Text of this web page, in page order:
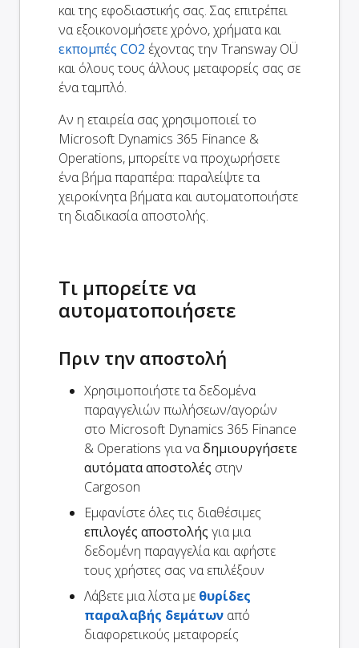
και της εφοδιαστικής σας. Σας επιτρέπει
να εξοικονομήσετε χρόνο, χρήματα και
εκπομπές CO2 έχοντας την Transway OÜ
και όλους τους άλλους μεταφορείς σας σε
ένα ταμπλό.
Αν η εταιρεία σας χρησιμοποιεί το
Microsoft Dynamics 365 Finance &
Operations, μπορείτε να προχωρήσετε
ένα βήμα παραπέρα: παραλείψτε τα
χειροκίνητα βήματα και αυτοματοποιήστε
τη διαδικασία αποστολής.
Τι μπορείτε να
αυτοματοποιήσετε
Πριν την αποστολή
Χρησιμοποιήστε τα δεδομένα
παραγγελιών πωλήσεων/αγορών
στο Microsoft Dynamics 365 Finance
& Operations για ναδημιουργήσετε
αυτόματα αποστολές στην
Cargoson
Εμφανίστε όλες τις διαθέσιμες
επιλογές αποστολής για μια
δεδομένη παραγγελία και αφήστε
τους χρήστες σας να επιλέξουν
Λάβετε μια λίστα με θυρίδες
παραλαβής δεμάτων από
διαφορετικούς μεταφορείς